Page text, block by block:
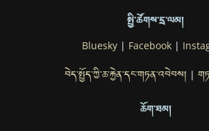
སྤྱི་ཚོགས་དྲ་ལམ།
Bluesky| Facebook|
བེད་སྤྱོད་ཀྱི་ཆ་རྐྱེན་དང་གཏན་འབེབས། |
ཆོག་ཐམ།